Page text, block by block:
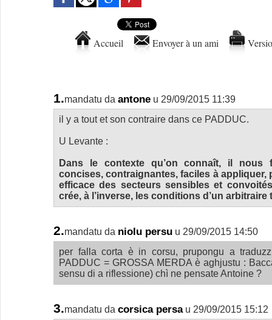
Accueil Envoyer à un ami
1.mandatu da antone u 29/09/2015 11:39
il y a tout et son contraire dans ce PADDUC.
U Levante :
Dans le contexte qu’on connaît, il nous
concises, contraignantes, faciles à
efficace des secteurs sensibles et
crée, à l’inverse, les conditions d’un arbitraire
2.mandatu da niolu persu u 29/09/2015 14:50
per falla corta è in corsu, prupongu a
PADDUC = GROSSA MERDA è aghjustu :
sensu di a riflessione) chì ne pensate Antoine ?
3.mandatu da corsica persa u 29/09/2015 15:12